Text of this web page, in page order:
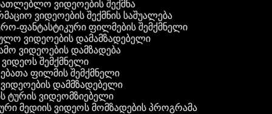
ვიდეოების შექმნა
ვიდეოების შექმნის საშუალება
ფანტასტიკური ფილმების შემქმნელი
ვიდეოების დამამზადებელი
ვიდეოების დამზადება
ვიდეოს შემქმნელი
ფილმის შემქმნელი
ვიდეოების დამმზადებელი
ტურის ვიდეომზიებელი
მედიის ვიდეოს მომზადების პროგრამა